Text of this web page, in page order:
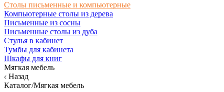
Столы письменные и компьютерные
Компьютерные столы из дерева
Письменные из сосны
Письменные столы из дуба
Стулья в кабинет
Тумбы для кабинета
Шкафы для книг
Мягкая мебель
Назад
Каталог/Мягкая мебель